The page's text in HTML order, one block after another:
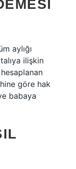
aylığı
ilişkin
göre hak
babaya